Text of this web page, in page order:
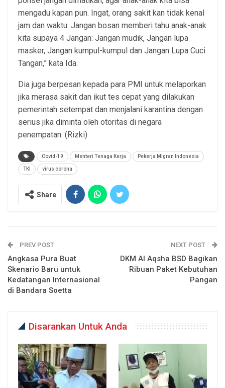
mengadu kapan pun. Ingat, orang sakit kan tidak kenal
jam dan waktu. Jangan bosan memberi tahu anak-anak
kita supaya 4 Jangan: Jangan mudik, Jangan lupa
masker, Jangan kumpul-kumpul dan Jangan Lupa Cuci
Tangan,” kata Ida.
Dia juga berpesan kepada para PMI untuk melaporkan
jika merasa sakit dan ikut tes cepat yang dilakukan
pemerintah setempat dan menjalani karantina dengan
serius jika diminta oleh otoritas di negara
penempatan. (Rizki)
Covid-19 Menteri Tenaga Kerja Pekerja Migran Indonesia
TKI virus corona
Share
PREV POST
Angkasa Pura Buat
Skenario Baru untuk
Kedatangan Internasional
di Bandara Soetta
NEXT POST
DKM Al Aqsha BSD Bagikan
Ribuan Paket Kebutuhan
Pangan
Disarankan Untuk Anda